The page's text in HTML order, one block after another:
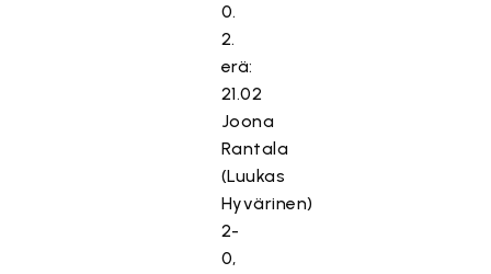
0.
2.
erä:
21.02
Joona
Rantala
(Luukas
Hyvärinen)
2-
0,